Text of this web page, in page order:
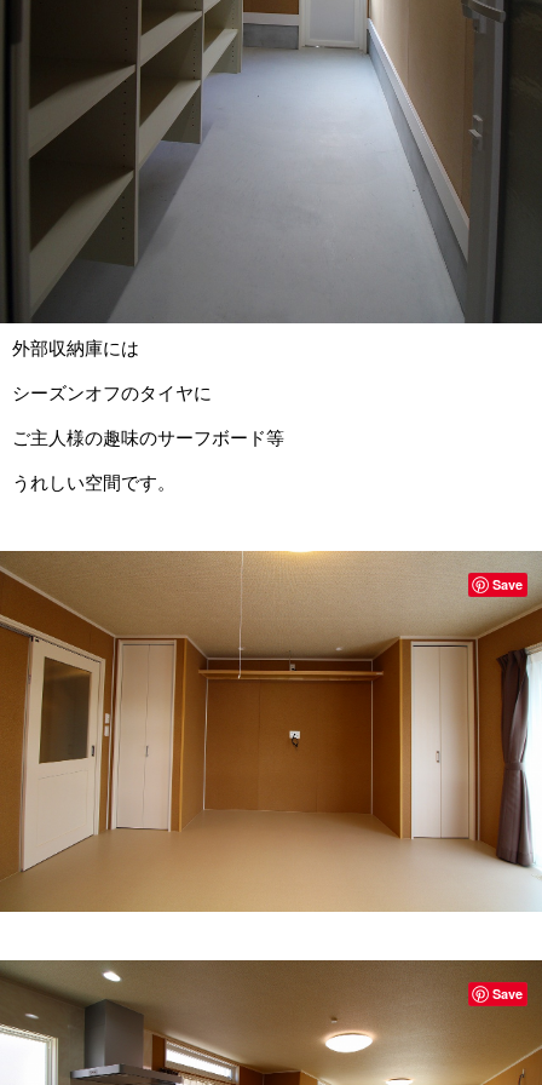
外部収納庫には
シーズンオフのタイヤに
ご主人様の趣味のサーフボード等
うれしい空間です。
Save
Save